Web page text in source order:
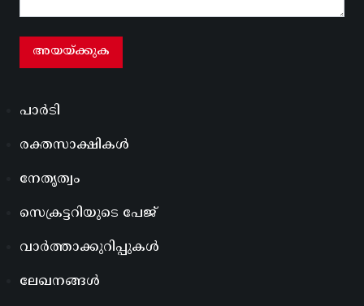
പാർടി
രക്തസാക്ഷികൾ
നേതൃത്വം
സെക്രട്ടറിയുടെ പേജ്
വാർത്താക്കുറിപ്പുകൾ
ലേഖനങ്ങൾ